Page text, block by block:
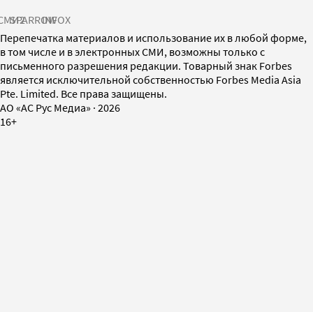
SPARROWINFOX
Перепечатка материалов и использование их в любой форме,
в том числе и в электронных СМИ, возможны только с
письменного разрешения редакции. Товарный знак Forbes
является исключительной собственностью Forbes Media Asia
Pte. Limited. Все права защищены.
AO «АС Рус Медиа» · 2026
16+